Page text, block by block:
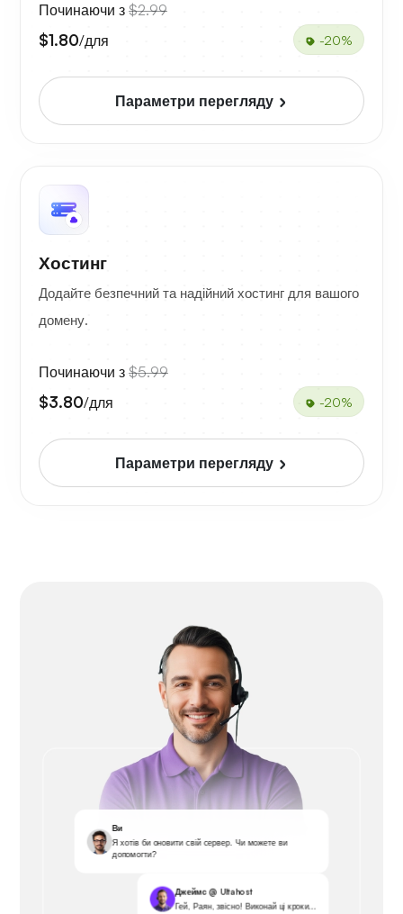
Починаючи з $2.99
$1.80/для -20%
Параметри перегляду
Хостинг
Додайте безпечний та надійний хостинг для вашого
домену.
Починаючи з $5.99
$3.80/для -20%
Параметри перегляду
Ви
Я хотів би оновити свій сервер. Чи можете ви
допомогти?
Джеймс @ Ultahost
Гей, Раян, звісно! Виконай ці кроки...